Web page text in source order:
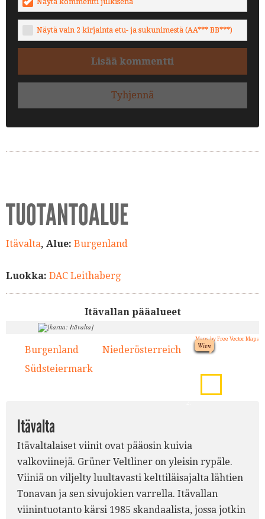
Näytä vain 2 kirjainta etu- ja sukunimestä (AA*** BB***)
Lisää kommentti
Tyhjennä
TUOTANTOALUE
Itävalta, Alue: Burgenland
Luokka: DAC Leithaberg
Itävallan pääalueet
Wien
Maps by Free Vector Maps
Burgenland Niederösterreich
Südsteiermark
Itävalta
Itävaltalaiset viinit ovat pääosin kuivia
valkoviinejä. Grüner Veltliner on yleisin rypäle.
Viiniä on viljelty luultavasti kelttiläisajalta lähtien
Tonavan ja sen sivujokien varrella. Itävallan
viinintuotanto kärsi 1985 skandaalista, jossa jotkin